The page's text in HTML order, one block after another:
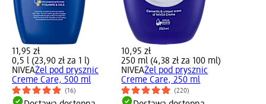
11,95 zł
0,5 l (23,90 zł za 1 l)
NIVEAŻel pod prysznic
Creme Care, 500 ml
(16)
10,95 zł
250 ml (4,38 zł za 100 ml)
NIVEAŻel pod prysznic
Creme Care, 250 ml
(220)